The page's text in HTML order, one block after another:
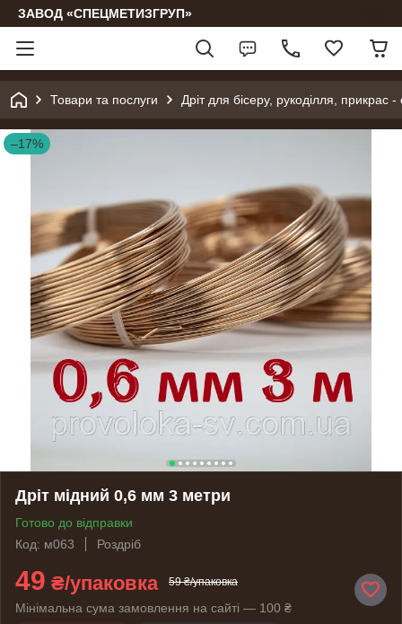
ЗАВОД «СПЕЦМЕТИЗГРУП»
Товари та послуги Дріт для бісеру, рукоділля, прикрас
–17%
Дріт мідний 0,6 мм 3 метри
Готово до відправки
Код: м063
Роздріб
49 ₴/упаковка 59 ₴/упаковка
Мінімальна сума замовлення на сайті — 100 ₴